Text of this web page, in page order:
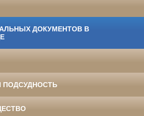
ДОКУМЕНТОВ В
ПОДСУДНОСТЬ